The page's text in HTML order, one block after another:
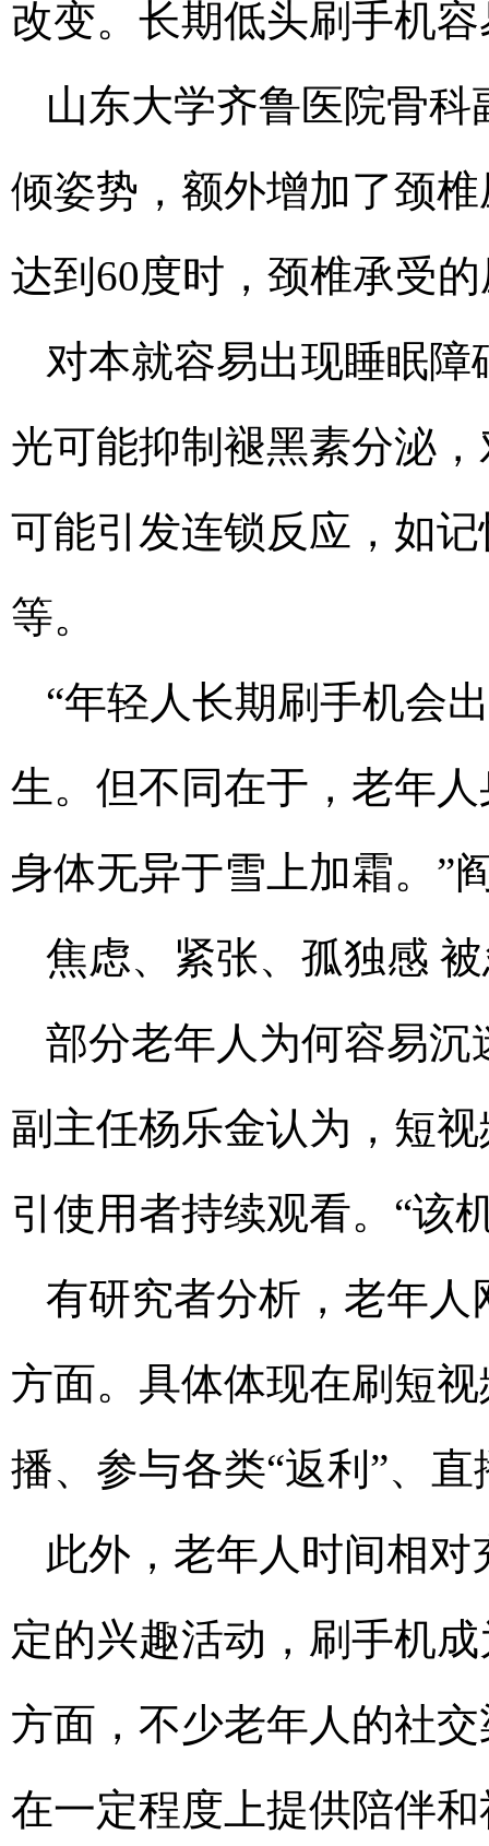
改变。长期低头刷手机
山东大学齐鲁医院骨
倾姿势，额外增加了颈
达到60度时，颈椎承受
对本就容易出现睡眠
光可能抑制褪黑素分泌
可能引发连锁反应，如
等。
“年轻人长期刷手机会
生。但不同在于，老年
身体无异于雪上加霜。”
焦虑、紧张、孤独感
部分老年人为何容易沉
副主任杨乐金认为，短
引使用者持续观看。“该
有研究者分析，老年
方面。具体体现在刷短
播、参与各类“返利”、
此外，老年人时间相
定的兴趣活动，刷手机
方面，不少老年人的社
在一定程度上提供陪伴